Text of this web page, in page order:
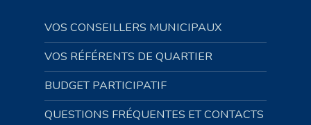
VOS CONSEILLERS MUNICIPAUX
VOS RÉFÉRENTS DE QUARTIER
BUDGET PARTICIPATIF
QUESTIONS FRÉQUENTES ET CONTACTS